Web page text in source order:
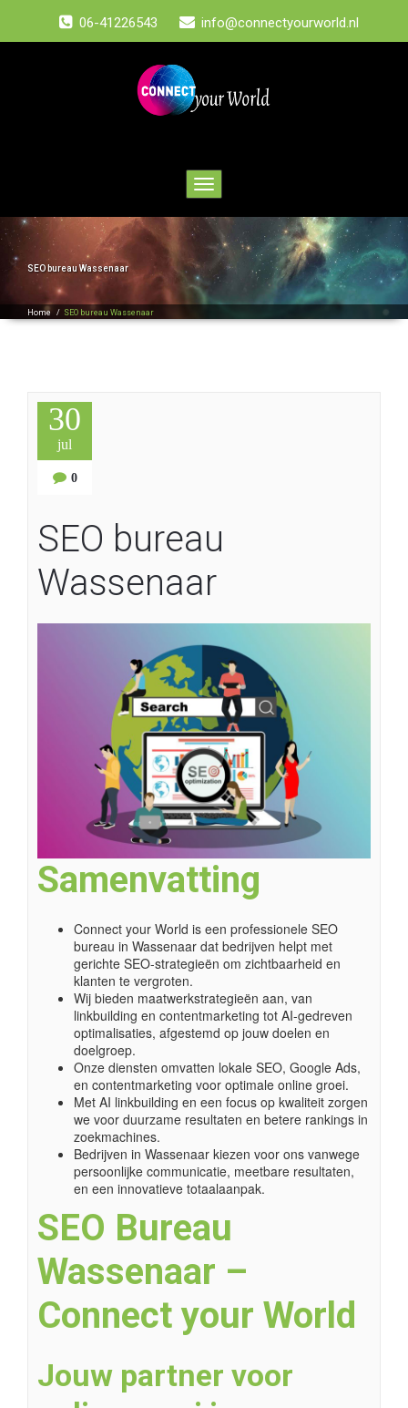
06-41226543 info@connectyourworld.nl
Toggle
navigation
SEO bureau Wassenaar
Home / SEO bureau Wassenaar
30
jul
0
SEO bureau
Wassenaar
Samenvatting
Connect your World is een professionele SEO
bureau in Wassenaar dat bedrijven helpt met
gerichte SEO-strategieën om zichtbaarheid en
klanten te vergroten.
Wij bieden maatwerkstrategieën aan, van
linkbuilding en contentmarketing tot AI-gedreven
optimalisaties, afgestemd op jouw doelen en
doelgroep.
Onze diensten omvatten lokale SEO, Google Ads,
en contentmarketing voor optimale online groei.
Met AI linkbuilding en een focus op kwaliteit zorgen
we voor duurzame resultaten en betere rankings in
zoekmachines.
Bedrijven in Wassenaar kiezen voor ons vanwege
persoonlijke communicatie, meetbare resultaten,
en een innovatieve totaalaanpak.
SEO Bureau
Wassenaar –
Connect your World
Jouw partner voor